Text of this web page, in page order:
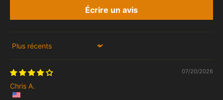
Écrire un avis
Sort by
07/20/2026
Chris A.